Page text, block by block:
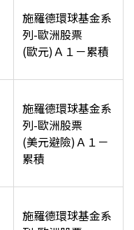
施羅德環球基金系
列-歐洲股票
(歐元)Ａ１－累積
施羅德環球基金系
列-歐洲股票
(美元避險)Ａ１－
累積
施羅德環球基金系